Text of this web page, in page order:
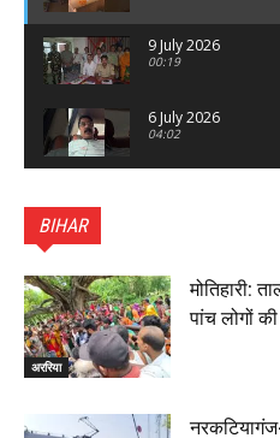
9 July 2026
00:19
6 July 2026
04:02
का भव्य पथ संचलन, 5
00:22
बेतिया : मझौलिया में
तस्कर गिरफ्तार, 4 July
00:39
00:33
BIHAR
अररिया
मोतिहारी:
पांच लोगों